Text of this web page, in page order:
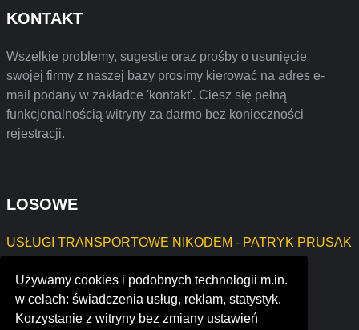
Używamy cookies i podobnych technologii m.in.
w celach: świadczenia usług, reklam, statystyk.
Korzystanie z witryny bez zmiany ustawień
KONTAKT
Wszelkie problemy, sugestie oraz prośby o usunięcie
swojej firmy z naszej bazy prosimy kierować na adres e-
mail podany w zakładce 'kontakt'. Ciesz się pełną
funkcjonalnością witryny za darmo bez konieczności
rejestracji.
LOSOWE
USŁUGI TRANSPORTOWE NIKODEM - PATRYK PRUSAK
JACEK WIÓRKOWSKI
the scenic inn
howard theatre